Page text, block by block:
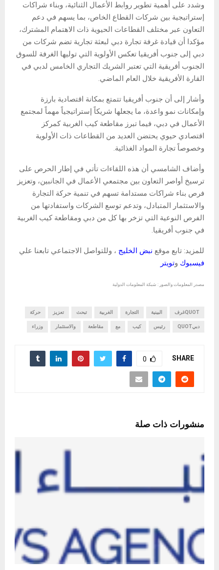
وشدد على أهمية تطوير روابط الأعمال الثنائية، وبناء شراكات
إستراتيجية بين شركات القطاع الخاص، بما يسهم في دعم
التعاون عبر مختلف القطاعات الحيوية ذات الاهتمام المشترك،
مؤكدا أن قيادة غرفة تجارة دبي لبعثة تجارية تضم شركات من
دبي إلى جنوب أفريقيا تعكس الأولوية التي توليها الغرفة للسوق
الجنوب أفريقية التي تعتبر الشريك التجاري الخامس لدبي في
القارة الأفريقية خلال العام الماضي.
وأشار إلى أن جنوب أفريقيا تتمتع بمكانة اقتصادية بارزة
وإمكانات نمو واعدة، ما يجعلها شريكاً إستراتيجياً مهماً لمجتمع
الأعمال في دبي، فيما تبرز مقاطعة كيب الغربية كمركز
اقتصادي حيوي يحتضن العديد من القطاعات ذات الأولوية
وخصوصاً تجارة المواد الغذائية.
وأضاف الشامسي أن هذه اللقاءات تأتي في إطار الحرص على
ترسيخ أواصر التعاون بين مجتمعي الأعمال في الجانبين، وتعزيز
فرص بناء شراكات مستدامة تسهم في تنمية حركة التجارة
والاستثمار المتبادل، وتدعم توسع الشركات واستفادتها من
الفرص النوعية التي تزخر بها كل من دبي ومقاطعة كيب الغربية
في جنوب أفريقيا.
للمزيد: تابع موقع نبض الخليج ، وللتواصل الاجتماعي تابعنا علي
فيسبوك وتويتر
مصدر المعلومات والصور : شبكة المعلومات الدولية
QUOTغرف البينية التجارة الغربية تبحث تعزيز حركة
دبيQUOT رئيس كيب مع مقاطعة والاستثمار وزراء
SHARE
0
منشورات ذات صلة